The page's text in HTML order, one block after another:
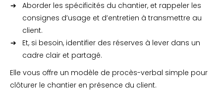
Aborder les spécificités du chantier, et rappeler les
consignes d’usage et d’entretien à transmettre au
client.
Et, si besoin, identifier des réserves à lever dans un
cadre clair et partagé.
Elle vous offre un modèle de procès-verbal simple pour
clôturer le chantier en présence du client.